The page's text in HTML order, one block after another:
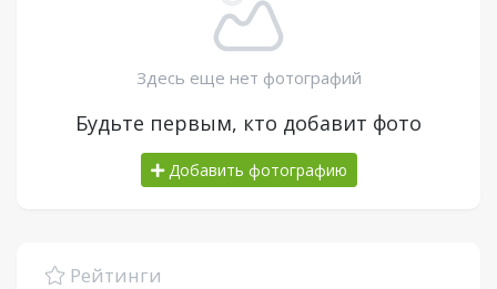
Здесь еще нет фотографий
Будьте первым, кто добавит фото
Добавить фотографию
Рейтинги